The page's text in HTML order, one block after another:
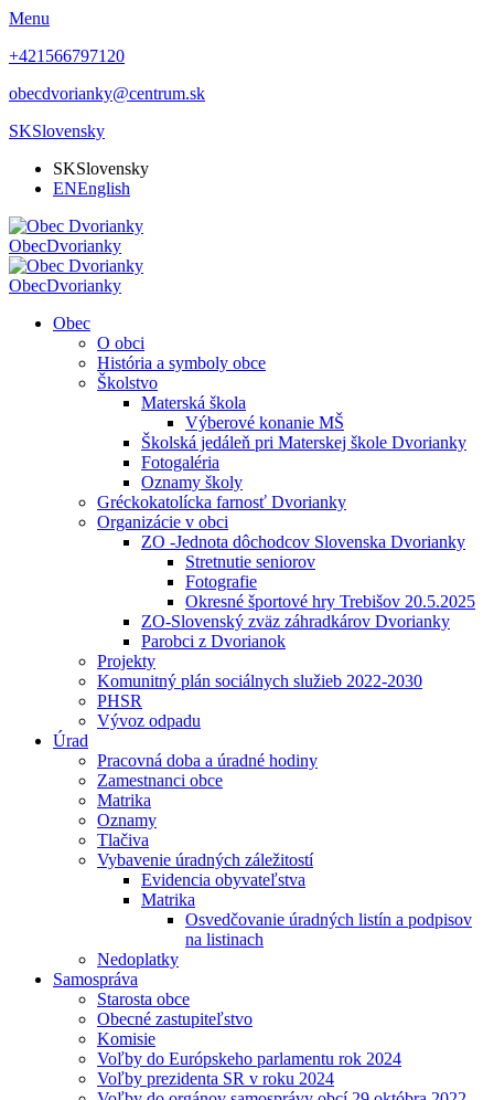
Menu
+421566797120
obecdvorianky@centrum.sk
SKSlovensky
SKSlovensky
ENEnglish
ObecDvorianky
ObecDvorianky
Obec
O obci
História a symboly obce
Školstvo
Materská škola
Výberové konanie MŠ
Školská jedáleň pri Materskej škole Dvorianky
Fotogaléria
Oznamy školy
Gréckokatolícka farnosť Dvorianky
Organizácie v obci
ZO -Jednota dôchodcov Slovenska Dvorianky
Stretnutie seniorov
Fotografie
Okresné športové hry Trebišov 20.5.2025
ZO-Slovenský zväz záhradkárov Dvorianky
Parobci z Dvorianok
Projekty
Komunitný plán sociálnych služieb 2022-2030
PHSR
Vývoz odpadu
Úrad
Pracovná doba a úradné hodiny
Zamestnanci obce
Matrika
Oznamy
Tlačiva
Vybavenie úradných záležitostí
Evidencia obyvateľstva
Matrika
Osvedčovanie úradných listín a podpisov
na listinach
Nedoplatky
Samospráva
Starosta obce
Obecné zastupiteľstvo
Komisie
Voľby do Európskeho parlamentu rok 2024
Voľby prezidenta SR v roku 2024